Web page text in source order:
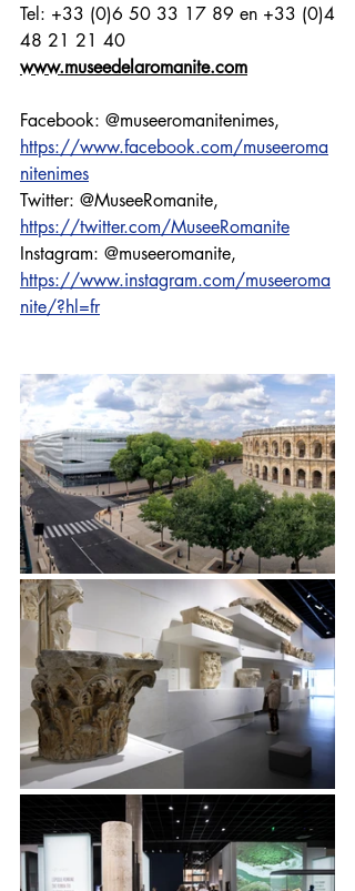
Tel: +33 (0)6 50 33 17 89 en +33 (0)4
48 21 21 40
www.museedelaromanite.com
Facebook: @museeromanitenimes,
https://www.facebook.com/museeroma
nitenimes
Twitter: @MuseeRomanite,
https://twitter.com/MuseeRomanite
Instagram: @museeromanite,
https://www.instagram.com/museeroma
nite/?hl=fr